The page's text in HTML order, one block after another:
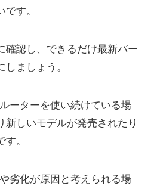
す。
確認し、できるだけ最新バー
ましょう。
ーターを使い続けている場
しいモデルが発売されたり
。
劣化が原因と考えられる場